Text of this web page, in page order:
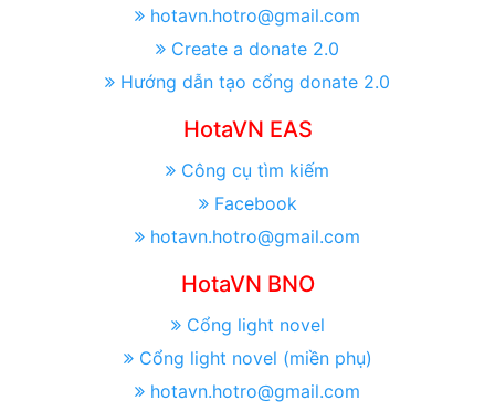
hotavn.hotro@gmail.com
Create a donate 2.0
Hướng dẫn tạo cổng donate 2.0
HotaVN EAS
Công cụ tìm kiếm
Facebook
hotavn.hotro@gmail.com
HotaVN BNO
Cổng light novel
Cổng light novel (miền phụ)
hotavn.hotro@gmail.com